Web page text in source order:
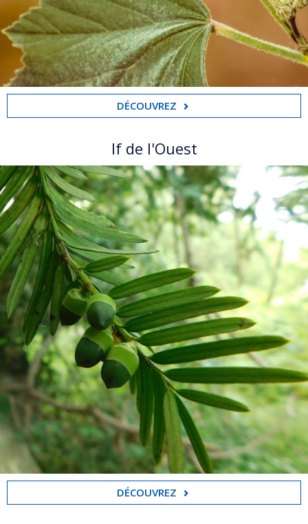
DÉCOUVREZ
If de l'Ouest
DÉCOUVREZ